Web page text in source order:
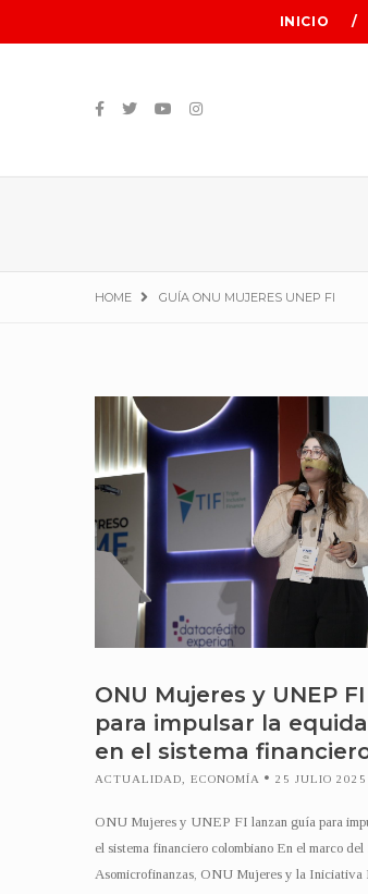
INICIO
HOME GUÍA ONU MUJERES UNEP FI
ONU Mujeres y UNEP
para impulsar la
en el sistema
ACTUALIDAD ECONOMÍA 25 JULIO 2025
ONU Mujeres y UNEP FI lanzan guía para
el sistema financiero colombiano En el marco
Asomicrofinanzas, ONU Mujeres y la Iniciativa